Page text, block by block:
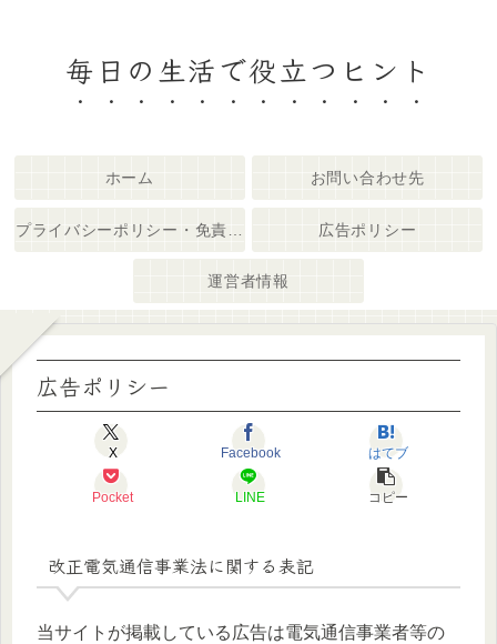
毎日の生活で役立つヒント
ホーム お問い合わせ先
広告ポリシー
運営者情報
広告ポリシー
X Facebook はてブ
Pocket LINE コピー
改正電気通信事業法に関する表記
当サイトが掲載している広告は電気通信事業者等の